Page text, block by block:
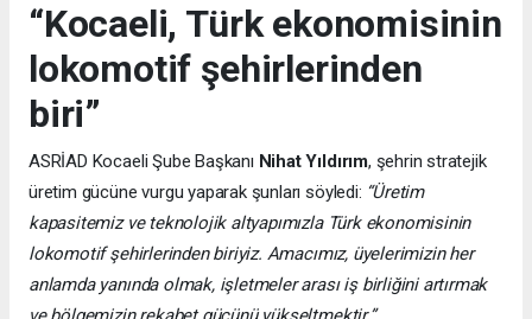
“Kocaeli, Türk ekonomisinin
lokomotif şehirlerinden
biri”
ASRİAD Kocaeli Şube Başkanı Nihat Yıldırım, şehrin stratejik
üretim gücüne vurgu yaparak şunları söyledi: “Üretim
kapasitemiz ve teknolojik altyapımızla Türk ekonomisinin
lokomotif şehirlerinden biriyiz. Amacımız, üyelerimizin her
anlamda yanında olmak, işletmeler arası iş birliğini artırmak